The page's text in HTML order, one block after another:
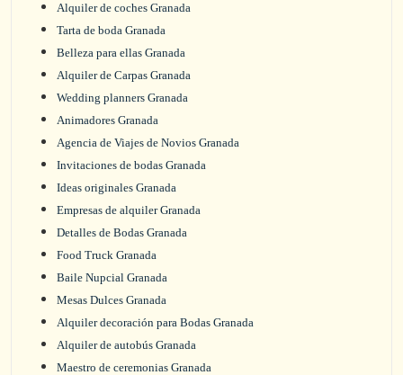
Alquiler de coches Granada
Tarta de boda Granada
Belleza para ellas Granada
Alquiler de Carpas Granada
Wedding planners Granada
Animadores Granada
Agencia de Viajes de Novios Granada
Invitaciones de bodas Granada
Ideas originales Granada
Empresas de alquiler Granada
Detalles de Bodas Granada
Food Truck Granada
Baile Nupcial Granada
Mesas Dulces Granada
Alquiler decoración para Bodas Granada
Alquiler de autobús Granada
Maestro de ceremonias Granada